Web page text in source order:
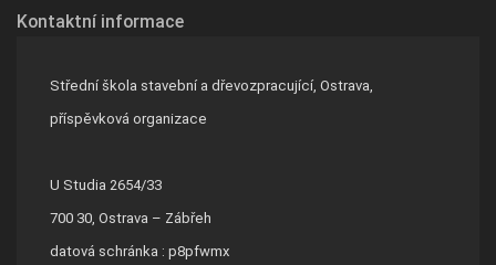
Kontaktní informace
Střední škola stavební a dřevozpracující, Ostrava,
příspěvková organizace
U Studia 2654/33
700 30, Ostrava – Zábřeh
datová schránka : p8pfwmx